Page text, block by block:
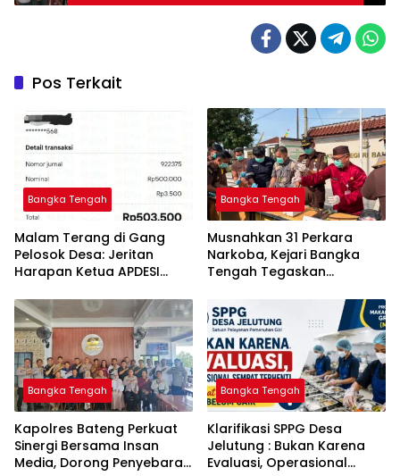
Pos Terkait
Bangka Tengah
Malam Terang di Gang
Pelosok Desa: Jeritan
Harapan Ketua APDESI
Babel
Bangka Tengah
Musnahkan 31 Perkara
Narkoba, Kejari Bangka
Tengah Tegaskan
Kejahatan Hingga Tuntas
Bangka Tengah
‎Kapolres Bateng Perkuat
Sinergi Bersama Insan
Media, Dorong Penyebaran
Bangka Tengah
‎Klarifikasi SPPG Desa
Jelutung : Bukan Karena
Evaluasi, Operasional